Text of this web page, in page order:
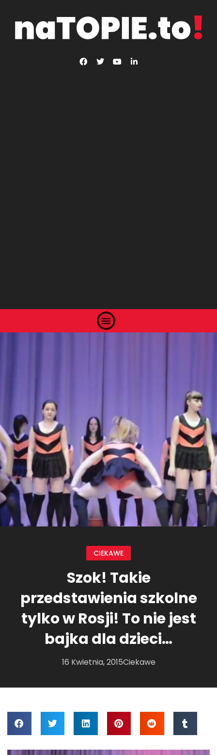
CIEKAWE
Szok! Takie
przedstawienia szkolne
tylko w Rosji! To nie jest
bajka dla dzieci…
16 Kwietnia, 2015Ciekawe